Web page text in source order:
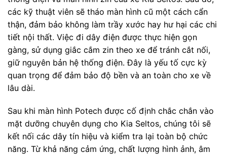
các kỹ thuật viên sẽ tháo màn hình cũ một cách cẩn
thận, đảm bảo không làm trầy xước hay hư hại các chi
tiết nội thất. Việc đi dây điện được thực hiện gọn
gàng, sử dụng giắc cắm zin theo xe để tránh cắt nối,
giữ nguyên bản hệ thống điện. Đây là yếu tố cực kỳ
quan trọng để đảm bảo độ bền và an toàn cho xe về
lâu dài.
Sau khi màn hình Potech được cố định chắc chắn vào
mặt dưỡng chuyên dụng cho Kia Seltos, chúng tôi sẽ
kết nối các dây tín hiệu và kiểm tra lại toàn bộ chức
năng. Từ khả năng cảm ứng, chất lượng hình ảnh, âm